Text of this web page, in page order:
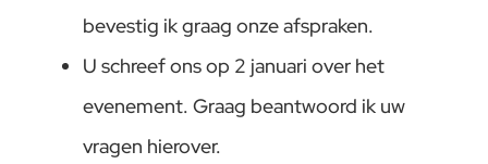
bevestig ik graag onze afspraken.
U schreef ons op 2 januari over het
evenement. Graag beantwoord ik uw
vragen hierover.